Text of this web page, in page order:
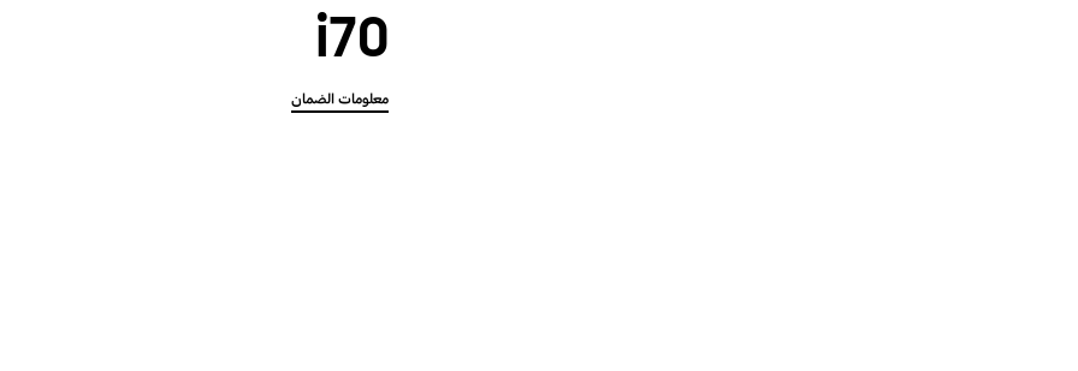
i70
معلومات الضمان